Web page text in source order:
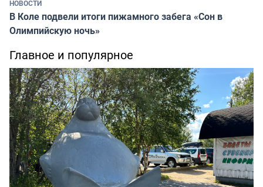
НОВОСТИ
В Коле подвели итоги пижамного забега «Сон в
Олимпийскую ночь»
Главное и популярное